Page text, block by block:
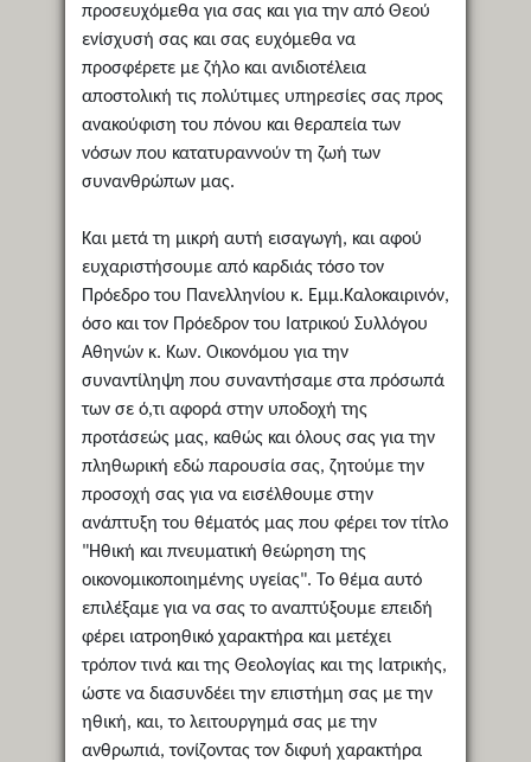
προσευχόμεθα για σας και για την από Θεού
ενίσχυσή σας και σας ευχόμεθα να
προσφέρετε με ζήλο και ανιδιοτέλεια
αποστολική τις πολύτιμες υπηρεσίες σας προς
ανακούφιση του πόνου και θεραπεία των
νόσων που κατατυραννούν τη ζωή των
συνανθρώπων μας.
Και μετά τη μικρή αυτή εισαγωγή, και αφού
ευχαριστήσουμε από καρδιάς τόσο τον
Πρόεδρο του Πανελληνίου κ. Εμμ.Καλοκαιρινόν,
όσο και τον Πρόεδρον του Ιατρικού Συλλόγου
Αθηνών κ. Κων. Οικονόμου για την
συναντίληψη που συναντήσαμε στα πρόσωπά
των σε ό,τι αφορά στην υποδοχή της
προτάσεώς μας, καθώς και όλους σας για την
πληθωρική εδώ παρουσία σας, ζητούμε την
προσοχή σας για να εισέλθουμε στην
ανάπτυξη του θέματός μας που φέρει τον τίτλο
"Ηθική και πνευματική θεώρηση της
οικονομικοποιημένης υγείας". Το θέμα αυτό
επιλέξαμε για να σας το αναπτύξουμε επειδή
φέρει ιατροηθικό χαρακτήρα και μετέχει
τρόπον τινά και της Θεολογίας και της Ιατρικής,
ώστε να διασυνδέει την επιστήμη σας με την
ηθική, και, το λειτουργημά σας με την
ανθρωπιά, τονίζοντας τον διφυή χαρακτήρα